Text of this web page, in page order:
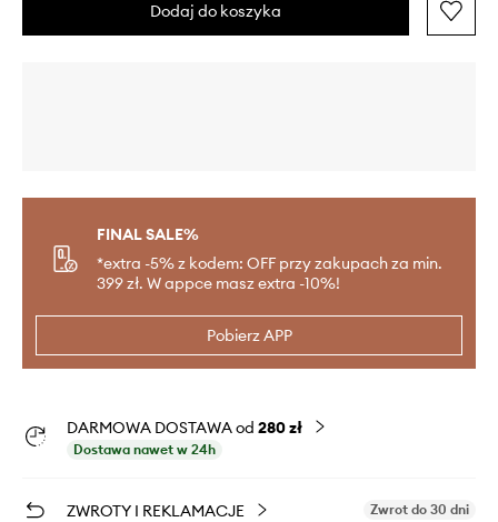
Dodaj do koszyka
FINAL SALE%
*extra -5% z kodem: OFF przy zakupach za min.
399 zł. W appce masz extra -10%!
Pobierz APP
DARMOWA DOSTAWA od 280 zł
Dostawa nawet w 24h
ZWROTY I REKLAMACJE Zwrot do 30 dni